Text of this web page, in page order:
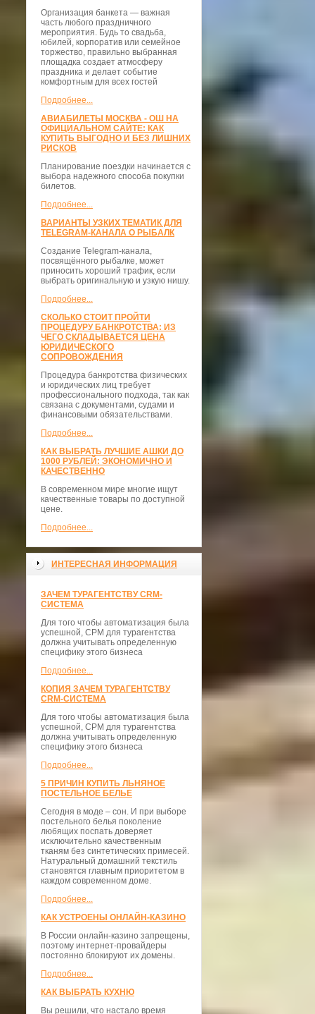
Организация банкета — важная
часть любого праздничного
мероприятия. Будь то свадьба,
юбилей, корпоратив или семейное
торжество, правильно выбранная
площадка создает атмосферу
праздника и делает событие
комфортным для всех гостей
Подробнее...
АВИАБИЛЕТЫ МОСКВА - ОШ НА
ОФИЦИАЛЬНОМ САЙТЕ: КАК
КУПИТЬ ВЫГОДНО И БЕЗ ЛИШНИХ
РИСКОВ
Планирование поездки начинается с
выбора надежного способа покупки
билетов.
Подробнее...
ВАРИАНТЫ УЗКИХ ТЕМАТИК ДЛЯ
TELEGRAM-КАНАЛА О РЫБАЛК
Создание Telegram-канала,
посвящённого рыбалке, может
приносить хороший трафик, если
выбрать оригинальную и узкую нишу.
Подробнее...
СКОЛЬКО СТОИТ ПРОЙТИ
ПРОЦЕДУРУ БАНКРОТСТВА: ИЗ
ЧЕГО СКЛАДЫВАЕТСЯ ЦЕНА
ЮРИДИЧЕСКОГО
СОПРОВОЖДЕНИЯ
Процедура банкротства физических
и юридических лиц требует
профессионального подхода, так как
связана с документами, судами и
финансовыми обязательствами.
Подробнее...
КАК ВЫБРАТЬ ЛУЧШИЕ АШКИ ДО
1000 РУБЛЕЙ: ЭКОНОМИЧНО И
КАЧЕСТВЕННО
В современном мире многие ищут
качественные товары по доступной
цене.
Подробнее...
ИНТЕРЕСНАЯ ИНФОРМАЦИЯ
ЗАЧЕМ ТУРАГЕНТСТВУ CRM-
СИСТЕМА
Для того чтобы автоматизация была
успешной, СРМ для турагентства
должна учитывать определенную
специфику этого бизнеса
Подробнее...
КОПИЯ ЗАЧЕМ ТУРАГЕНТСТВУ
CRM-СИСТЕМА
Для того чтобы автоматизация была
успешной, СРМ для турагентства
должна учитывать определенную
специфику этого бизнеса
Подробнее...
5 ПРИЧИН КУПИТЬ ЛЬНЯНОЕ
ПОСТЕЛЬНОЕ БЕЛЬЕ
Сегодня в моде – сон. И при выборе
постельного белья поколение
любящих поспать доверяет
исключительно качественным
тканям без синтетических примесей.
Натуральный домашний текстиль
становятся главным приоритетом в
каждом современном доме.
Подробнее...
КАК УСТРОЕНЫ ОНЛАЙН-КАЗИНО
В России онлайн-казино запрещены,
поэтому интернет-провайдеры
постоянно блокируют их домены.
Подробнее...
КАК ВЫБРАТЬ КУХНЮ
Вы решили, что настало время